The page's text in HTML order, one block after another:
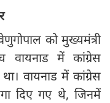
को मुख्‍यमंत्री
में कांग्रेस
वायनाड में कांग्रेस
दिए गए थे, जिनमें